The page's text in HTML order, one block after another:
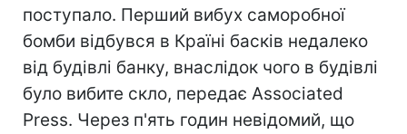
поступало. Перший вибух саморобної
бомби відбувся в Країні басків недалеко
від будівлі банку, внаслідок чого в будівлі
було вибите скло, передає Associated
Press. Через п'ять годин невідомий, що